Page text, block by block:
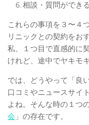
相談・質問ができ
これらの事項を３〜４
リニックとの契約をお
私、１つ目で直感的に
けれど、途中でヤキモ
では、どうやって「良
口コミやニュースサイ
よね。そんな時の１つ
会 」の存在です。